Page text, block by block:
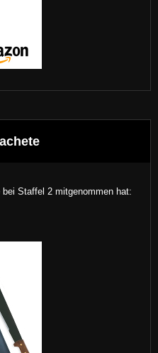
Staffel 2 mitgenommen hat: